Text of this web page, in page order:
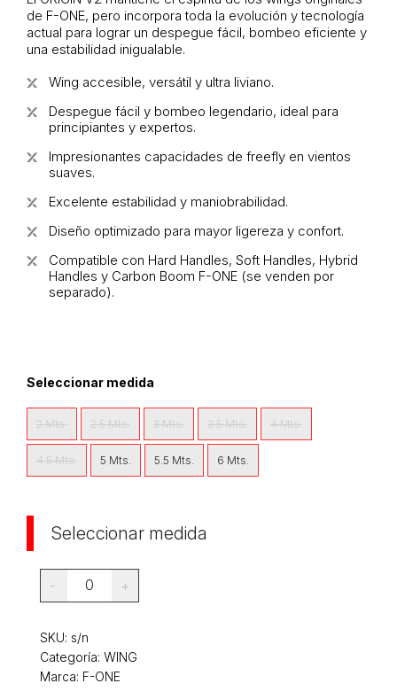
de F-ONE, pero incorpora toda la evolución y tecnología
actual para lograr un despegue fácil, bombeo eficiente y
una estabilidad inigualable.
Wing accesible, versátil y ultra liviano.
Despegue fácil y bombeo legendario, ideal para
principiantes y expertos.
Impresionantes capacidades de freefly en vientos
suaves.
Excelente estabilidad y maniobrabilidad.
Diseño optimizado para mayor ligereza y confort.
Compatible con Hard Handles, Soft Handles, Hybrid
Handles y Carbon Boom F-ONE (se venden por
separado).
Seleccionar medida
2 Mts. 2.5 Mts. 3 Mts. 3.5 Mts. 4 Mts.
4.5 Mts. 5 Mts. 5.5 Mts. 6 Mts.
Seleccionar medida
- 0 +
SKU: s/n
Categoría: WING
Marca: F-ONE